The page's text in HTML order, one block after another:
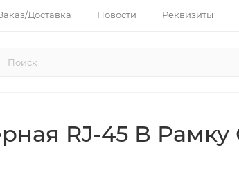
Доставка Новости Реквизиты
RJ-45 В